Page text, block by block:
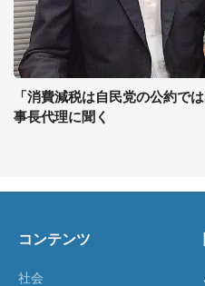
「消費減税は自民党の公約で
事長代理に聞く
コンテンツ
社会